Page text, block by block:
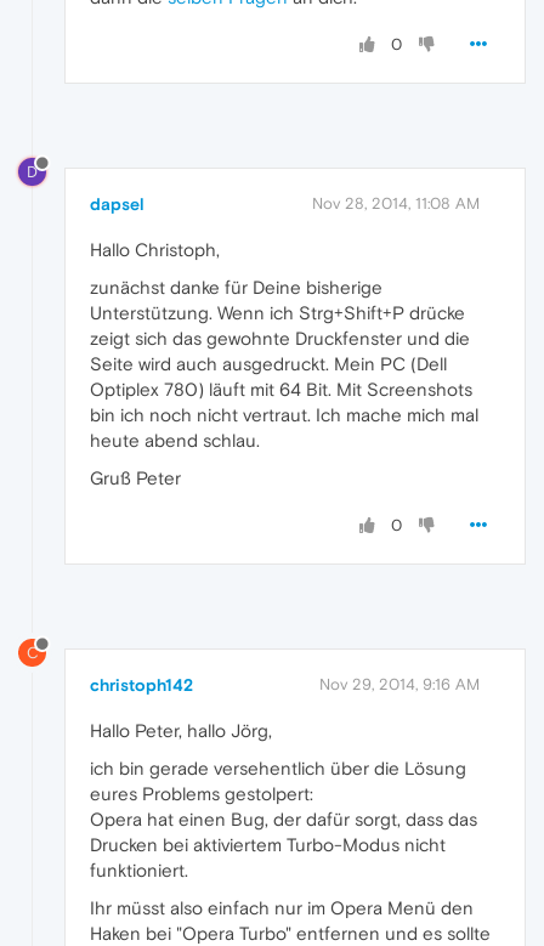
0
D
dapsel Nov 28, 2014, 11:08 AM
Hallo Christoph,
zunächst danke für Deine bisherige
Unterstützung. Wenn ich Strg+Shift+P drücke
zeigt sich das gewohnte Druckfenster und die
Seite wird auch ausgedruckt. Mein PC (Dell
Optiplex 780) läuft mit 64 Bit. Mit Screenshots
bin ich noch nicht vertraut. Ich mache mich mal
heute abend schlau.
Gruß Peter
0
C
christoph142 Nov 29, 2014, 9:16 AM
Hallo Peter, hallo Jörg,
ich bin gerade versehentlich über die Lösung
eures Problems gestolpert:
Opera hat einen Bug, der dafür sorgt, dass das
Drucken bei aktiviertem Turbo-Modus nicht
funktioniert.
Ihr müsst also einfach nur im Opera Menü den
Haken bei "Opera Turbo" entfernen und es sollte